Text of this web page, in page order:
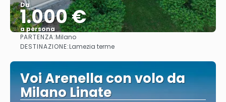
Da
1.000 €
a persona
PARTENZA:Milano
DESTINAZIONE:Lamezia terme
Voi Arenella con volo da
Milano Linate